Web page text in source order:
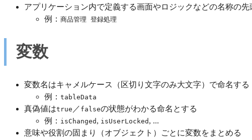
アプリケーション内で定義する画面やロジックなどの名称の先
例： 商品管理 登録処理
変数
変数名はキャメルケース（区切り文字のみ大文字）で命名する
例： tableData
真偽値はtrue ／ falseの状態がわかる命名とする
例： isChanged , isUserLocked , ...
意味や役割の固まり（オブジェクト）ごとに変数をまとめる